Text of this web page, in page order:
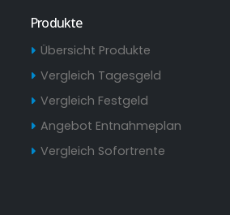
Produkte
Übersicht Produkte
Vergleich Tagesgeld
Vergleich Festgeld
Angebot Entnahmeplan
Vergleich Sofortrente